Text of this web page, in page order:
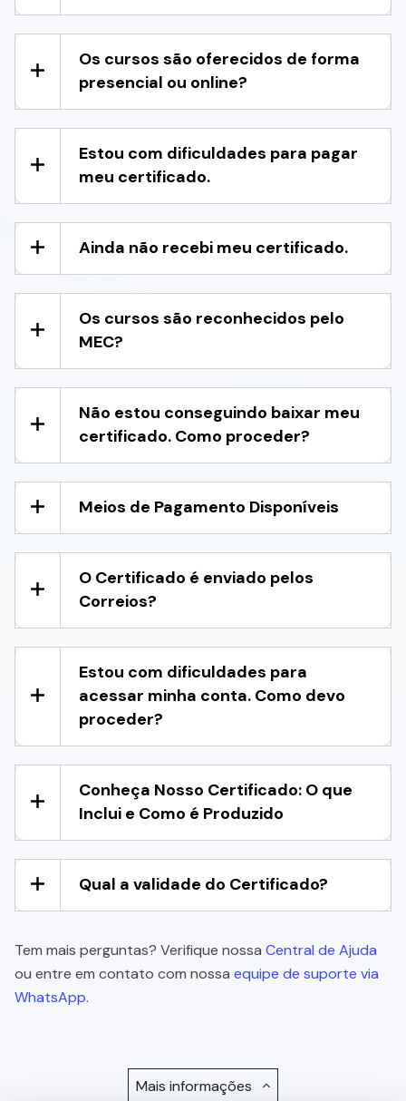
Os cursos são oferecidos de forma
presencial ou online?
Estou com dificuldades para pagar
meu certificado.
Ainda não recebi meu certificado.
Os cursos são reconhecidos pelo
MEC?
Não estou conseguindo baixar meu
certificado. Como proceder?
Meios de Pagamento Disponíveis
O Certificado é enviado pelos
Correios?
Estou com dificuldades para
acessar minha conta. Como devo
proceder?
Conheça Nosso Certificado: O que
Inclui e Como é Produzido
Qual a validade do Certificado?
Tem mais perguntas? Verifique nossa Central de Ajuda
ou entre em contato com nossa equipe de suporte via
WhatsApp.
Mais informações